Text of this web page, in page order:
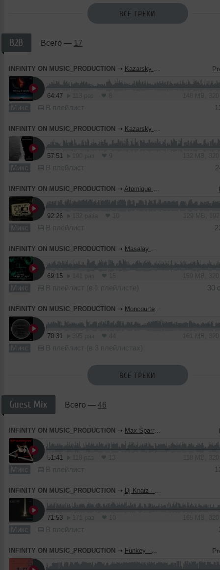
ВСЕ ТРЕКИ
B2B Всего — 17
INFINITY ON MUSIC_PRODUCTION ➝ Kazarsky & NBM - The Fall of Saturn (INFINITY ON MUSIC PRODUCTION)
64:47
Микс В плейлист
INFINITY ON MUSIC_PRODUCTION ➝ Kazarsky B2B NBM - Lets Play (INFINITY ON MUSIC)
57:51
Микс В плейлист
INFINITY ON MUSIC_PRODUCTION ➝ Atomique & Liro - B2B Guest Mix (INFINITY ON MUSIC)
92:26
Микс В плейлист
INFINITY ON MUSIC_PRODUCTION ➝ Masalay B2B Moncourte - Techno The Side of Truth(INFINITY ON MUSIC B2B MIX)
69:15
Микс В плейлист (в 1 плейлисте) 30
INFINITY ON MUSIC_PRODUCTION ➝ Moncourte ft Cog-DD ft Psyx - Black On Complete (INFINITY ON MUSIC B2B MIX)
70:31
Микс В плейлист (в 3 плейлистах)
ВСЕ ТРЕКИ
Guest Mix Всего — 46
INFINITY ON MUSIC_PRODUCTION ➝ Max Sparrow - Guest Mix (INFINITY ON MUSIC)
51:41
Микс В плейлист
INFINITY ON MUSIC_PRODUCTION ➝ Dj Knaiz - Guest Mix (INFINITY ON MUSIC)
71:53
Микс В плейлист
INFINITY ON MUSIC_PRODUCTION ➝ Funkey - Guest Mix (INFINITY ON MUSIC)